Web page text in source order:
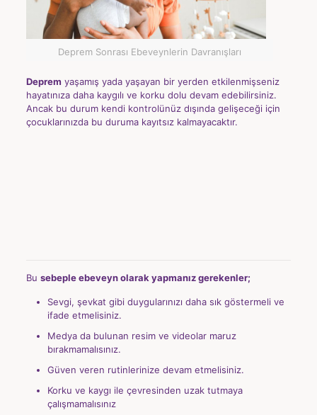
Deprem Sonrası Ebeveynlerin Davranışları
Deprem yaşamış yada yaşayan bir yerden etkilenmişseniz
hayatınıza daha kaygılı ve korku dolu devam edebilirsiniz.
Ancak bu durum kendi kontrolünüz dışında gelişeceği için
çocuklarınızda bu duruma kayıtsız kalmayacaktır.
Bu sebeple ebeveyn olarak yapmanız gerekenler;
Sevgi, şevkat gibi duygularınızı daha sık göstermeli ve
ifade etmelisiniz.
Medya da bulunan resim ve videolar maruz
bırakmamalısınız.
Güven veren rutinlerinize devam etmelisiniz.
Korku ve kaygı ile çevresinden uzak tutmaya
çalışmamalısınız